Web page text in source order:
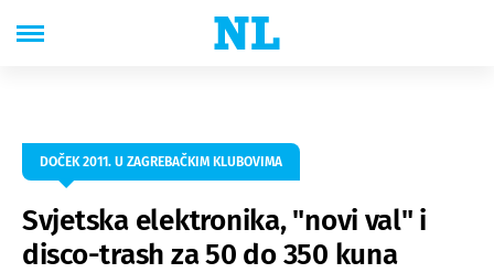
DOČEK 2011. U ZAGREBAČKIM KLUBOVIMA
Svjetska elektronika, "novi val" i
disco-trash za 50 do 350 kuna